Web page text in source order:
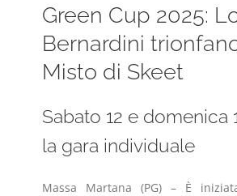
Green Cup 2025:
Bernardini
Misto di Skeet
Sabato 12 e domenica
la gara individuale
Massa Martana (PG) – È